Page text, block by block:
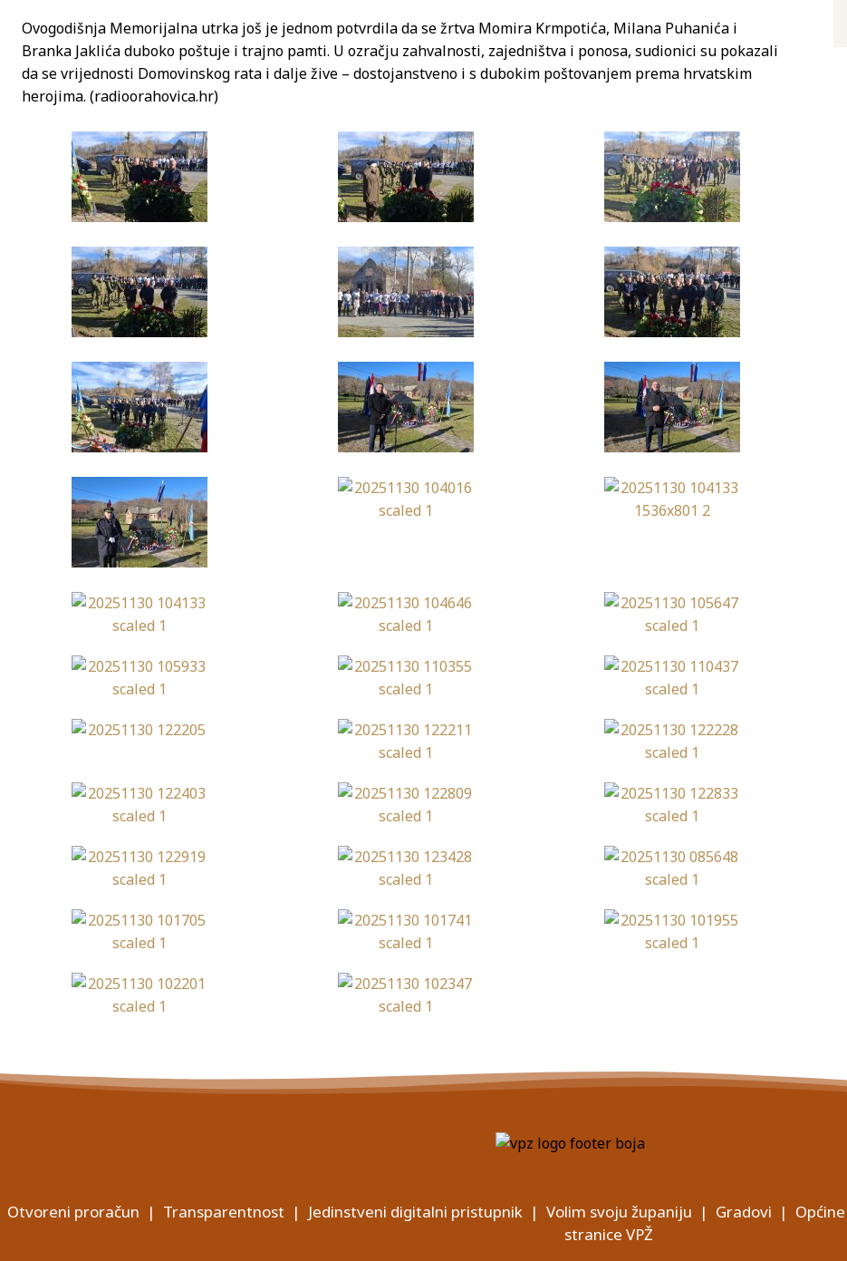
Ovogodišnja Memorijalna utrka još je jednom potvrdila da se žrtva Momira Krmpotića, Milana Puhanića i
Branka Jaklića duboko poštuje i trajno pamti. U ozračju zahvalnosti, zajedništva i ponosa, sudionici su pokazali
da se vrijednosti Domovinskog rata i dalje žive – dostojanstveno i s dubokim poštovanjem prema hrvatskim
herojima. (radioorahovica.hr)
Otvoreni proračun | Transparentnost | Jedinstveni digitalni pristupnik| Volim svoju županiju | Gradovi | Općine
stranice VPŽ